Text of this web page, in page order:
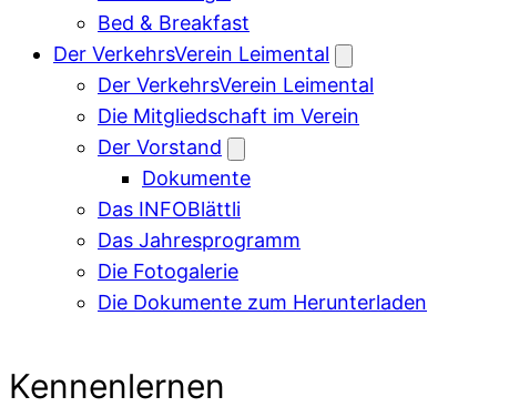
Bed & Breakfast
Der VerkehrsVerein Leimental
Der VerkehrsVerein Leimental
Die Mitgliedschaft im Verein
Der Vorstand
Dokumente
Das INFOBlättli
Das Jahresprogramm
Die Fotogalerie
Die Dokumente zum Herunterladen
Kennenlernen